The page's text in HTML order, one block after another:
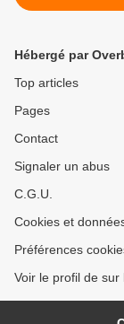
Hébergé par
Top articles
Pages
Contact
Signaler un abus
C.G.U.
Cookies et
Préférences
Voir le profil de